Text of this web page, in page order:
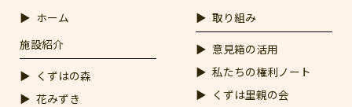
ホーム
施設紹介
くずはの森
花みずき
取り組み
意見箱の活用
私たちの権利ノート
くずは里親の会